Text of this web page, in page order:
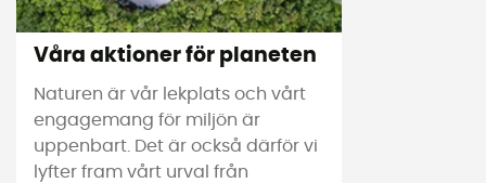
Våra aktioner för planeten
Naturen är vår lekplats och vårt
engagemang för miljön är
uppenbart. Det är också därför vi
lyfter fram vårt urval från